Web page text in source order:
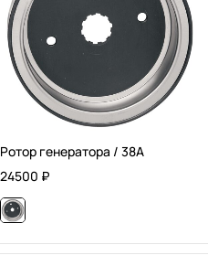
Ротор генератора / 38А
24500 ₽